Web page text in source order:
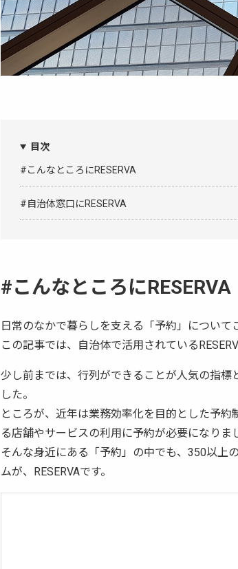
目次
#こんなところにRESERVA
#自治体窓口にRESERVA
#こんなところにRESERVA
日常のなかで暮らしを支える「予約」について
この記事では、自治体で活用されている
少し前までは、行列ができることが人気の指
した。
ところが、近年は業務効率化を目的とした予
る店舗やサービスの利用に予約が必要になりま
そんな身近にある「予約」の中でも、350以上
ムが、RESERVAです。